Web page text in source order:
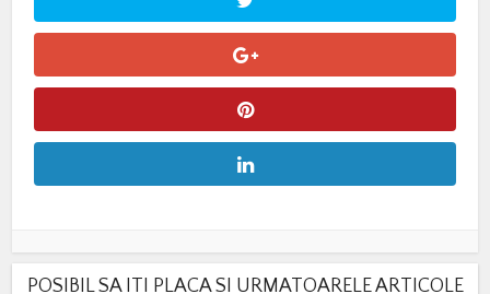
POSIBIL SA ITI PLACA SI URMATOARELE ARTICOLE